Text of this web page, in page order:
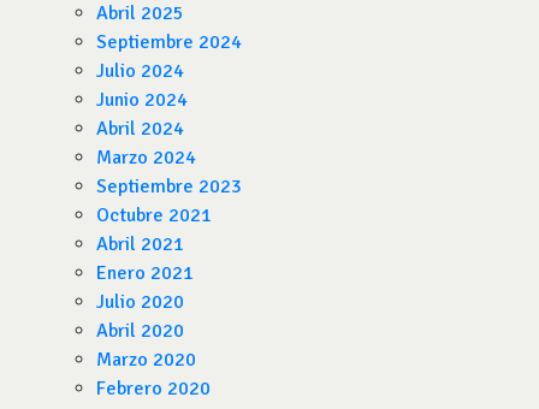
Abril 2025
Septiembre 2024
Julio 2024
Junio 2024
Abril 2024
Marzo 2024
Septiembre 2023
Octubre 2021
Abril 2021
Enero 2021
Julio 2020
Abril 2020
Marzo 2020
Febrero 2020